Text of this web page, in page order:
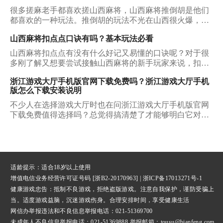
新麻友来说，山西麻将扣点点玩法仍然是一个陌生的世
界，今天小编就来为大家揭开这个神秘世界的面纱吧！
很多搓麻老手都喜欢搓山西麻将，山西麻将推倒胡是他们
都喜欢的一种玩法。推倒胡的玩法不光在山西很火爆，它
有怎样一番天地呢，对于玩熟了普通麻将的朋友来说，初
玩山西麻将需要注意什么？我们该在哪些平台获取它的下
载资源呢？下面小编就为大家一一介绍。
山西麻将扣点点口诀有吗？基本玩法必看
山西麻将扣点点有没有什么好记又易懂的口诀呢？对于很
多刚了解又想要尝试接触山西麻将的新手玩家来说，扣点
还毫无头绪，那也无需焦虑，今天我们一起把山西麻将扣
点点口诀摸个透吧。
浙江游戏大厅手机版官网下载免费吗？浙江游戏大厅手机
版怎么下载安装说明
不少人在选择游戏大厅时也在问浙江游戏大厅手机版官网
下载免费值得选择吗？总觉得搞清楚了才能够明白它对于
适龄提示：适合18岁以上使用
增值电信业务经营许可证号码 [浙B2-20170963] | 浙ICP备17013271号-1
健康游戏忠告：抵制不良游戏，拒绝盗版游戏。注意自我保护，谨防受骗上
当。适度游戏益脑，沉迷游戏伤身。合理安排时间，享受健康生活
网信办举报违法和不良信息举报 电话：021-51369700